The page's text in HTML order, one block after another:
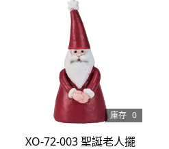
庫存 0
XO-72-003 聖誕老人擺